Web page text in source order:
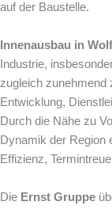
auf der Baustelle.
Innenausbau in
Industrie,
zugleich zunehmend
Entwicklung,
Durch die Nähe zu
Dynamik der Region
Effizienz,
Die Ernst Gruppe